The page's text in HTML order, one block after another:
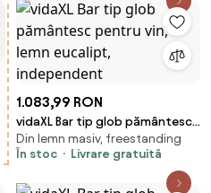
1.083,99 RON
vidaXL Bar tip glob pământesc
pentru vin, lemn eucalipt,
independent
Din lemn masiv, freestanding
În stoc
Livrare gratuită